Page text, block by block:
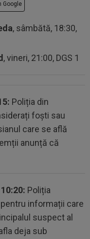
Google
, sâmbătă, 18:30,
, vineri, 21:00, DGS 1
Poliția din
foști sau
care se află
anunță că
Poliția
informații care
suspect al
deja sub